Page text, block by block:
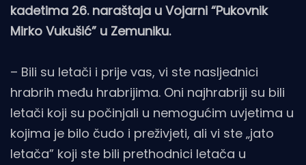
kadetima 26. naraštaja u Vojarni “Pukovnik
Mirko Vukušić” u Zemuniku.
– Bili su letači i prije vas, vi ste nasljednici
hrabrih među hrabrijima. Oni najhrabriji su bili
letači koji su počinjali u nemogućim uvjetima u
kojima je bilo čudo i preživjeti, ali vi ste „jato
letača” koji ste bili prethodnici letača u